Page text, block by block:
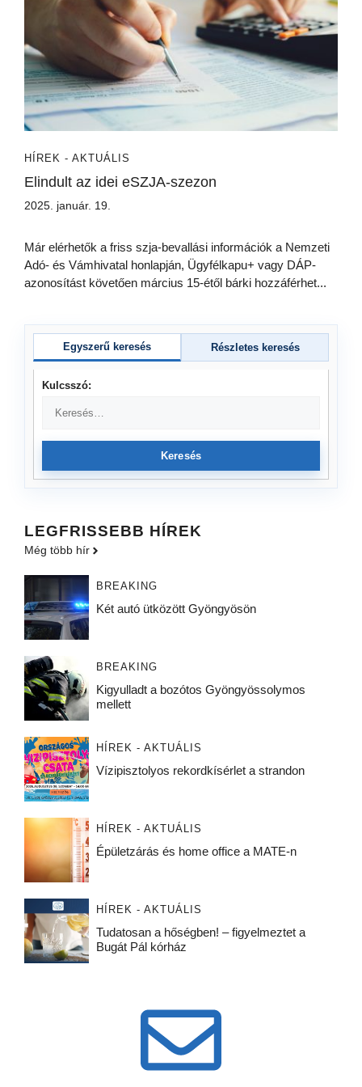
HÍREK - AKTUÁLIS
Elindult az idei eSZJA-szezon
2025. január. 19.
Már elérhetők a friss szja-bevallási információk a Nemzeti
Adó- és Vámhivatal honlapján, Ügyfélkapu+ vagy DÁP-
azonosítást követően március 15-étől bárki hozzáférhet...
Egyszerű keresés Részletes keresés
Kulcsszó:
Keresés
LEGFRISSEBB HÍREK
Még több hír
BREAKING
Két autó ütközött Gyöngyösön
BREAKING
Kigyulladt a bozótos Gyöngyössolymos
mellett
HÍREK - AKTUÁLIS
Vízipisztolyos rekordkísérlet a strandon
HÍREK - AKTUÁLIS
Épületzárás és home office a MATE-n
HÍREK - AKTUÁLIS
Tudatosan a hőségben! – figyelmeztet a
Bugát Pál kórház